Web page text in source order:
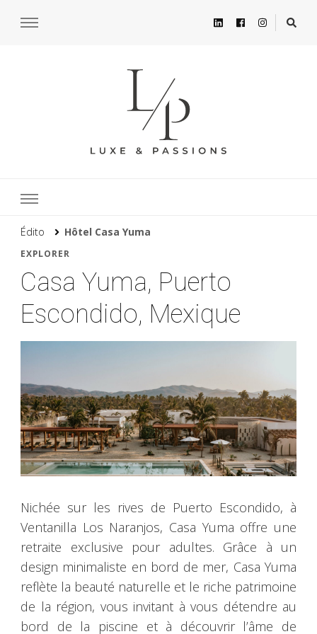
Édito Hôtel Casa Yuma
EXPLORER
Casa Yuma, Puerto
Escondido, Mexique
Nichée sur les rives de Puerto Escondido, à
Ventanilla Los Naranjos, Casa Yuma offre une
retraite exclusive pour adultes. Grâce à un
design minimaliste en bord de mer, Casa Yuma
reflète la beauté naturelle et le riche patrimoine
de la région, vous invitant à vous détendre au
bord de la piscine et à découvrir l’âme de